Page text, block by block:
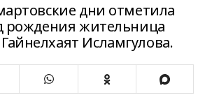
дни отметила
рождения жительница
Исламгулова.